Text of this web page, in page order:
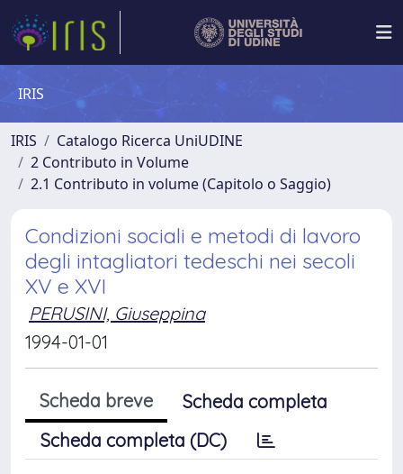
IRIS
IRIS
Catalogo Ricerca UniUDINE
2 Contributo in Volume
2.1 Contributo in volume (Capitolo o Saggio)
Condizioni sociali e metodi di lavoro
degli intagliatori tedeschi nei secoli
XV e XVI
PERUSINI, Giuseppina
1994-01-01
Scheda breve
Scheda completa
Scheda completa (DC)